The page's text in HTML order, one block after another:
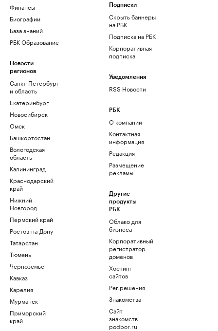
Финансы
Биографии
База знаний
РБК Образование
Новости
регионов
Санкт-Петербург
и область
Екатеринбург
Новосибирск
Омск
Башкортостан
Вологодская
область
Калининград
Краснодарский
край
Нижний
Новгород
Пермский край
Ростов-на-Дону
Татарстан
Тюмень
Черноземье
Кавказ
Карелия
Мурманск
Приморский
край
Подписки
Скрыть баннеры
на РБК
Подписка на РБК
Корпоративная
подписка
Уведомления
RSS Новости
РБК
О компании
Контактная
информация
Редакция
Размещение
рекламы
Другие
продукты
РБК
Облако для
бизнеса
Корпоративный
регистратор
доменов
Хостинг
сайтов
Рег.решения
Знакомства
Сайт
знакомств
podbor.ru